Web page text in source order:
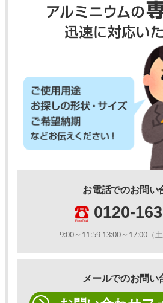
お電話でのお問い
0120-
9:00～11:59 13:00～17:00（
メールでのお問い